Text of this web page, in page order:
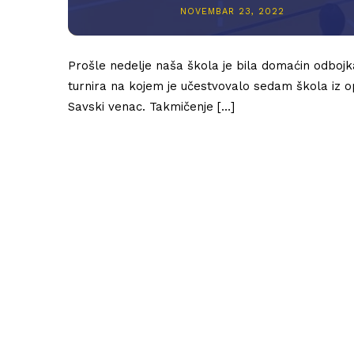
NOVEMBAR 23, 2022
Prošle nedelje naša škola je bila domaćin
turnira na kojem je učestvovalo sedam škola iz
Savski venac. Takmičenje […]